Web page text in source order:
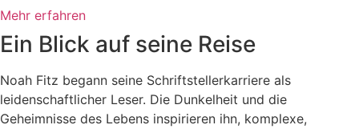
Mehr erfahren
Ein Blick auf seine Reise
Noah Fitz begann seine Schriftstellerkarriere als
leidenschaftlicher Leser. Die Dunkelheit und die
Geheimnisse des Lebens inspirieren ihn, komplexe,